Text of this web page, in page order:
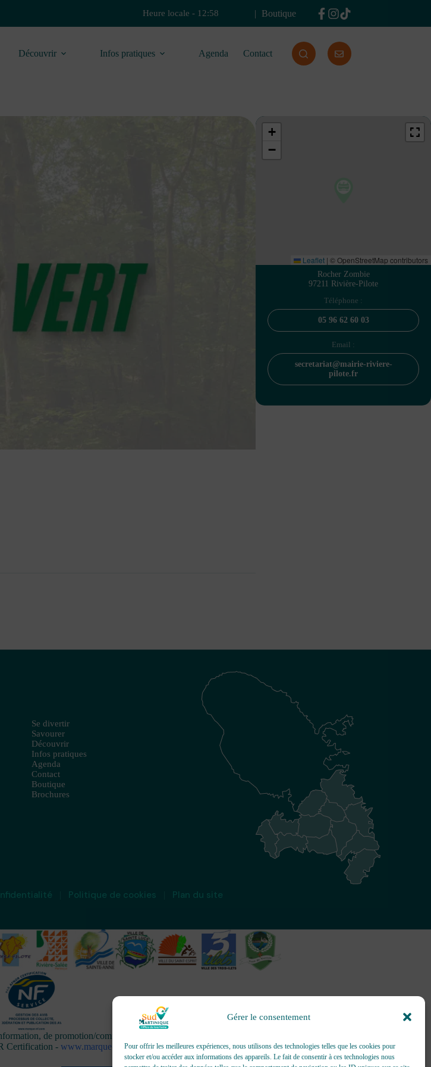
Gérer le consentement
Pour offrir les meilleures expériences, nous utilisons des technologies telles que les cookies pour
stocker et/ou accéder aux informations des appareils. Le fait de consentir à ces technologies nous
Heure locale - 12:58 Boutique
Découvrir Infos pratiques Agenda Contact
+
−
Leaflet | © OpenStreetMap contributors
Rocher Zombie
97211 Rivière-Pilote
Téléphone :
05 96 62 60 03
Email :
secretariat@mairie-riviere-
pilote.fr
Se divertir
Savourer
Découvrir
Infos pratiques
Agenda
Contact
Boutique
Brochures
Politique de cookies Plan du site
de promotion/communication, de création et gestion d’événements
Certification - www.marque-nf.com